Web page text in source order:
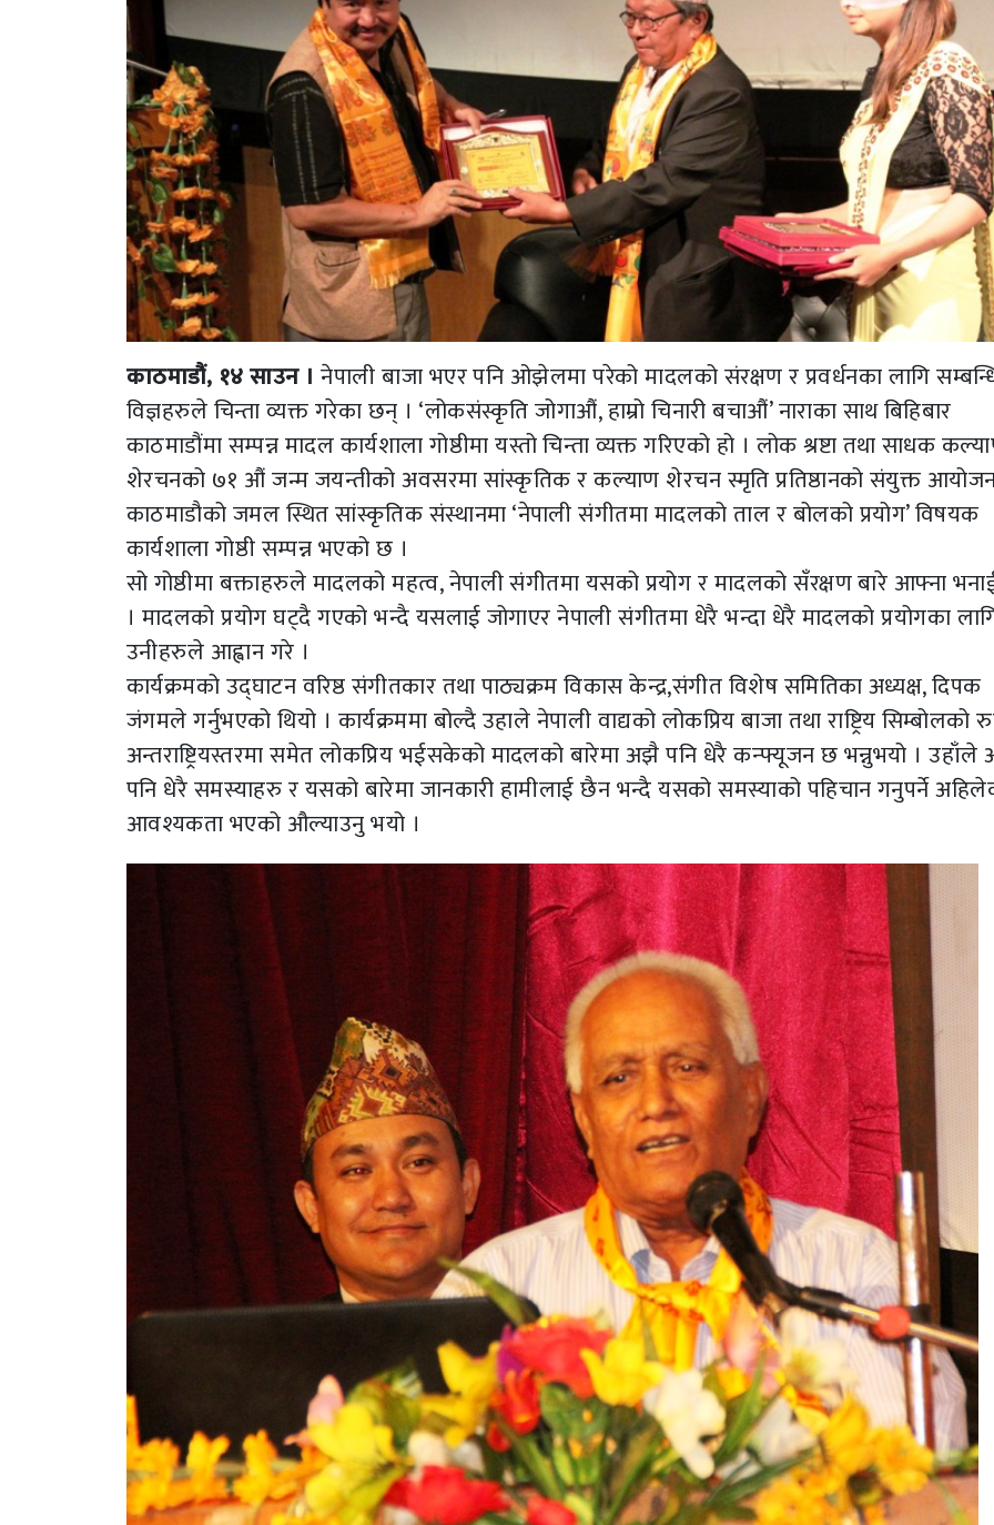
काठमाडौं, १४ साउन । नेपाली बाजा भएर पनि ओझेलमा परेको मादलको संरक्षण र प्रवर्धनका लागि
विज्ञहरुले चिन्ता व्यक्त गरेका छन् । ‘लोकसंस्कृति जोगाऔं, हाम्रो चिनारी बचाऔं’ नाराका साथ बिहिबार
काठमाडौंमा सम्पन्न मादल कार्यशाला गोष्ठीमा यस्तो चिन्ता व्यक्त गरिएको हो । लोक श्रष्टा तथा साधक
शेरचनको ७१ औं जन्म जयन्तीको अवसरमा सांस्कृतिक र कल्याण शेरचन स्मृति प्रतिष्ठानको संयुक्त
काठमाडौको जमल स्थित सांस्कृतिक संस्थानमा ‘नेपाली संगीतमा मादलको ताल र बोलको प्रयोग’ विषयक
कार्यशाला गोष्ठी सम्पन्न भएको छ ।
सो गोष्ठीमा बक्ताहरुले मादलको महत्व, नेपाली संगीतमा यसको प्रयोग र मादलको सँरक्षण बारे आफ्ना
। मादलको प्रयोग घट्दै गएको भन्दै यसलाई जोगाएर नेपाली संगीतमा धेरै भन्दा धेरै मादलको प्रयोगका
उनीहरुले आह्वान गरे ।
कार्यक्रमको उद्घाटन वरिष्ठ संगीतकार तथा पाठ्यक्रम विकास केन्द्र,संगीत विशेष समितिका अध्यक्ष, दिपक
जंगमले गर्नुभएको थियो । कार्यक्रममा बोल्दै उहाले नेपाली वाद्यको लोकप्रिय बाजा तथा राष्ट्रिय सिम्बोलको
अन्तराष्ट्रियस्तरमा समेत लोकप्रिय भईसकेको मादलको बारेमा अझै पनि धेरै कन्फ्यूजन छ भन्नुभयो ।
पनि धेरै समस्याहरु र यसको बारेमा जानकारी हामीलाई छैन भन्दै यसको समस्याको पहिचान गनुपर्ने
आवश्यकता भएको औल्याउनु भयो ।